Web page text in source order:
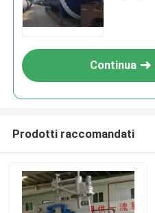
Continua
Prodotti raccomandati